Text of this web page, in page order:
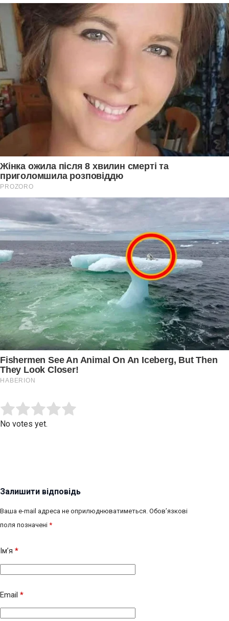
Rate this item:
No votes yet.
Залишити відповідь
Ваша e-mail адреса не оприлюднюватиметься. Обов’язкові
поля позначені *
Ім’я *
Email *